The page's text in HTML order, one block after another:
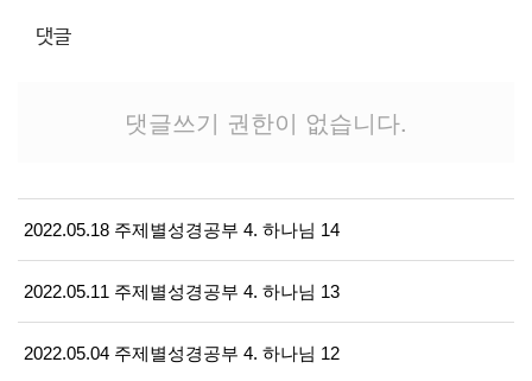
댓글
댓글쓰기 권한이 없습니다.
2022.05.18 주제별성경공부 4. 하나님 14
2022.05.11 주제별성경공부 4. 하나님 13
2022.05.04 주제별성경공부 4. 하나님 12